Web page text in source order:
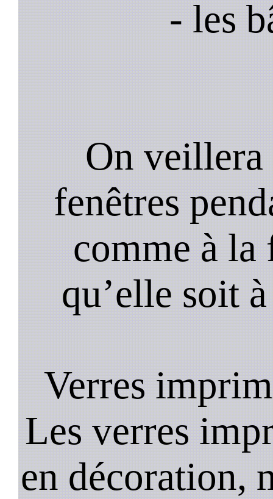
- les
On veillera
fenêtres
comme à
qu’elle soit
Verres
Les verres
en décoration,